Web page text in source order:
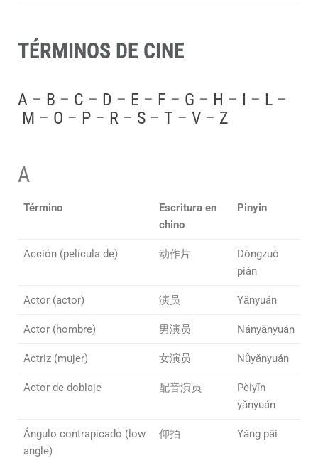
TÉRMINOS DE CINE
A – B – C – D – E – F – G – H – I – L –
M – O – P – R – S – T – V – Z
A
Término
Escritura en
chino
Pinyin
Acción (película de) 动作片
Dòngzuò
piàn
Actor (actor) 演员 Yǎnyuán
Actor (hombre) 男演员 Nányǎnyuán
Actriz (mujer) 女演员 Nǚyǎnyuán
Actor de doblaje 配音演员
Pèiyīn
yǎnyuán
Ángulo contrapicado (low
angle)
仰拍 Yǎng pāi